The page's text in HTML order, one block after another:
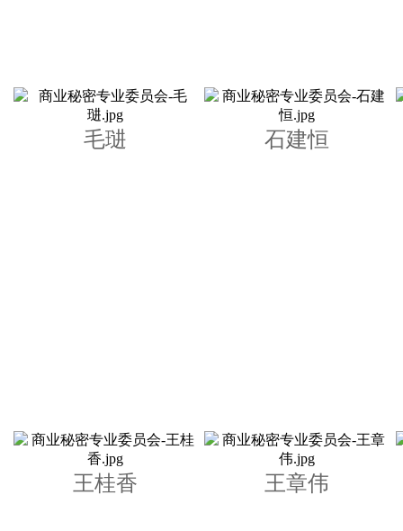
毛琎 石建恒
王桂香 王章伟